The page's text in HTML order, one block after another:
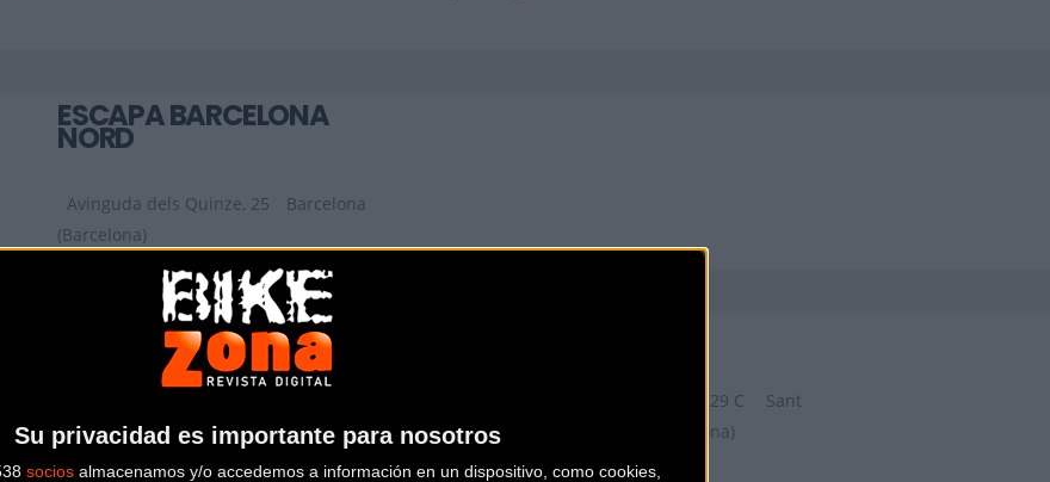
Su privacidad es importante para nosotros
socios almacenamos y/o accedemos a información en un dispositivo, como cookies,
ESCAPA BARCELONA
NORD
Avinguda dels Quinze, 25
Barcelona
(Barcelona)
LOCAL 2
Barcelona (Barcelona)
Carrer de la Riera Roja, 29 C
Sant
Boi de Llobregat (Barcelona)